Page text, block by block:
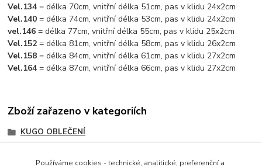
Vel.134= délka 70cm, vnitřní délka 51cm, pas v klidu 24x2cm
Vel.140= délka 74cm, vnitřní délka 53cm, pas v klidu 24x2cm
vel.146= délka 77cm, vnitřní délka 55cm, pas v klidu 25x2cm
Vel.152 = délka 81cm, vnitřní délka 58cm, pas v klidu 26x2cm
Vel.158 = délka 84cm, vnitřní délka 61cm, pas v klidu 27x2cm
Vel.164 = délka 87cm, vnitřní délka 66cm, pas v klidu 27x2cm
Zboží zařazeno v kategoriích
KUGO OBLEČENÍ
Používáme cookies - technické, analitické, preferenční a